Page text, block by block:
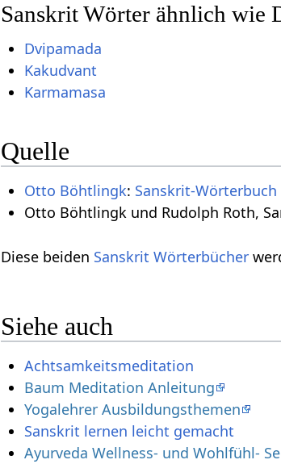
Sanskrit Wörter ähnlich wie
Dvipamada
Kakudvant
Karmamasa
Quelle
Otto Böhtlingk: Sanskrit-
Otto Böhtlingk und Rudolph Roth,
Diese beiden Sanskrit Wörterbücher
Siehe auch
Achtsamkeitsmeditation
Baum Meditation Anleitung
Yogalehrer Ausbildungsthemen
Sanskrit lernen leicht gemacht
Ayurveda Wellness- und Wohlfühl-